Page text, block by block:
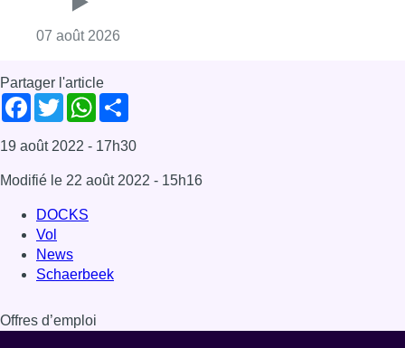
07 août 2026
Partager l'article
Facebook
TwitterWhatsApp
19 août 2022 - 17h30
Modifié le 22 août 2022 - 15h16
DOCKS
Vol
News
Schaerbeek
Offres d’emploi